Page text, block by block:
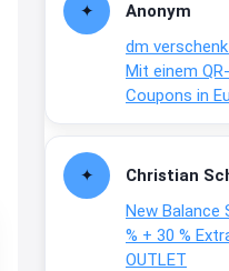
Anonym
dm
Mit einem
Coupons in
Christian
New Balance
% + 30 %
OUTLET
2:21
↩
Gratis
verfärbt
Text